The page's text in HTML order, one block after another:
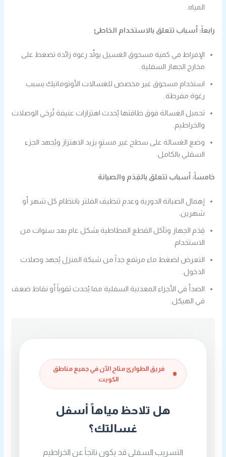
المياه.
رابعاً: أسباب تتعلق بالاستخدام الخاطئ
الإفراط في كمية مسحوق الغسيل يولّد رغوة زائدة تضغط على
مخارج الجهاز السفلية.
استخدام مسحوق غير مخصص للغسالات الأوتوماتيك يسبب
رغوة مفرطة.
تحميل الغسالة فوق طاقتها يُحدث اهتزازات عنيفة تُرخي الوصلات
والخراطيم.
وضع الغسالة على سطح غير مستوٍ يزيد الاهتزاز ويُجهد الجزء
السفلي بالكامل.
خامساً: أسباب تتعلق بالقِدَم والصيانة
إهمال الصيانة الدورية وعدم تنظيف الفلتر بانتظام كل شهر أو
شهرين.
قِدَم الجهاز وتآكل القطع المطاطية بشكل عام بعد سنوات من
الاستخدام.
التعرض لضغط ماء مرتفع جداً من شبكة المنزل يُجهد وصلات
الدخول.
الصدأ في الأجزاء المعدنية السفلية مما يُحدث ثقوباً أو نقاط ضعف
في الهيكل.
فريق الطوارئ متاح الآن في جميع مناطق
الكويت
هل تلاحظ مياهاً أسفل
غسالتك؟
التسريب السفلي قد يكون ناتجاً عن الخراطيم